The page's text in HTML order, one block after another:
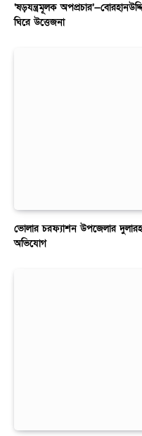
‘ষড়যন্ত্রমূলক
ঘিরে উত্তেজনা
ভোলার চরফ্যাশন উপজেলার
অভিযোগ